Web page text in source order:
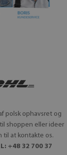
polsk ophavsret og
shoppen eller ideer
til at kontakte os.
+48 32 700 37